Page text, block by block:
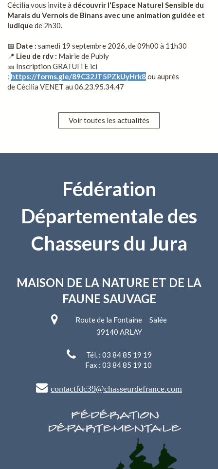
Cécilia vous invite à découvrir l'Espace Naturel Sensible du
Marais du Vernois de Binans avec une animation guidée et
ludique de 2h30.
📅 Date : samedi 19 septembre 2026, de 09h00 à 11h30
📍 Lieu de rdv : Mairie de Publy
🎫 Inscription GRATUITE ici
: https://forms.gle/89C32JT5PZkUyHrk8ou auprès
de Cécilia VENET au 06.23.95.34.47
Voir toutes les actualités
Fédération
Départementale des
Chasseurs du Jura
MAISON DE LA NATURE ET DE LA
FAUNE SAUVAGE
Route de la Fontaine Salée
39140 ARLAY
Tél. : 03 84 85 19 19
Fax : 03 84 85 19 10
contactfdc39@chasseurdefrance.com